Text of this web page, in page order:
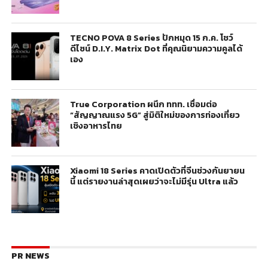
TECNO POVA 8 Series ปักหมุด 15 ก.ค. โชว์
ดีไซน์ D.I.Y. Matrix Dot ที่คุณนิยามความคูลได้
เอง
True Corporation ผนึก ททท. เชื่อมต่อ
“สัญญาณแรง 5G” สู่มิติใหม่ของการท่องเที่ยว
เชิงอาหารไทย
Xiaomi 18 Series คาดเปิดตัวที่จีนช่วงกันยายน
นี้ แต่รายงานล่าสุดเผยว่าจะไม่มีรุ่น Ultra แล้ว
PR NEWS